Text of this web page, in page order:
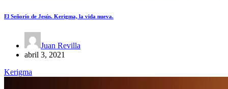
El Señorío de Jesús. Kerigma, la vida nueva.
Juan Revilla
abril 3, 2021
Kerigma